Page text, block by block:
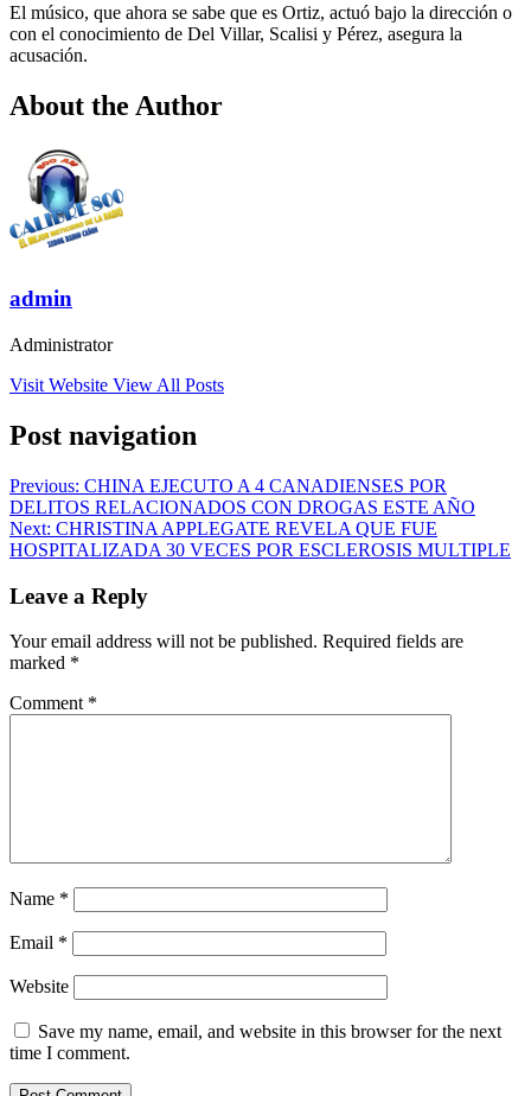
El músico, que ahora se sabe que es Ortiz, actuó bajo la dirección o
con el conocimiento de Del Villar, Scalisi y Pérez, asegura la
acusación.
About the Author
admin
Administrator
Visit Website View All Posts
Post navigation
Previous: CHINA EJECUTO A 4 CANADIENSES POR
DELITOS RELACIONADOS CON DROGAS ESTE AÑO
Next: CHRISTINA APPLEGATE REVELA QUE FUE
HOSPITALIZADA 30 VECES POR ESCLEROSIS MULTIPLE
Leave a Reply
Your email address will not be published. Required fields are
marked *
Comment *
Name *
Email *
Website
Save my name, email, and website in this browser for the next
time I comment.